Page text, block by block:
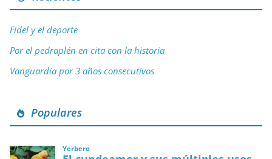
Fidel y el deporte
Por el pedraplén en cita con la historia
Vanguardia por 3 años consecutivos
Populares